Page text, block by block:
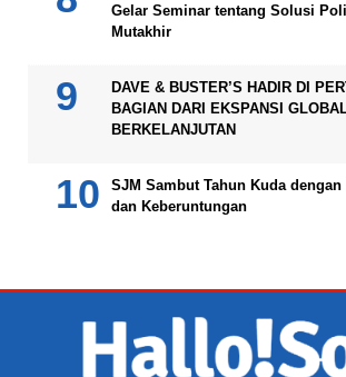
Gelar Seminar tentang Solusi
Mutakhir
DAVE & BUSTER’S HADIR DI
BAGIAN DARI EKSPANSI
BERKELANJUTAN
SJM Sambut Tahun Kuda
dan Keberuntungan